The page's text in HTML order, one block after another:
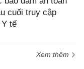
cuối truy cập
tế
Xem thêm